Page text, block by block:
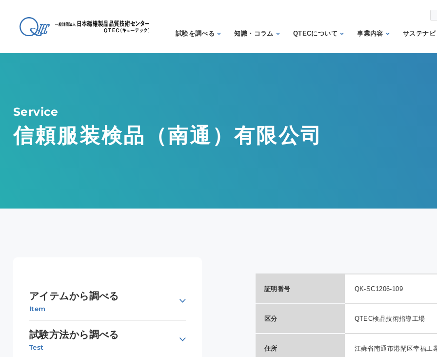
試験を調べる 知識・コラム
微生物に関する知
QTECについて
理由
財団概要
事業内容 サステナ
Service
信頼服装検品（南通）有限公司
証明番号 QK-SC1206-109
区分 QTEC検品技術指導工場
住所 江蘇省南通市港閘区幸福工
アイテムから調べる
Item
試験方法から調べる
Test